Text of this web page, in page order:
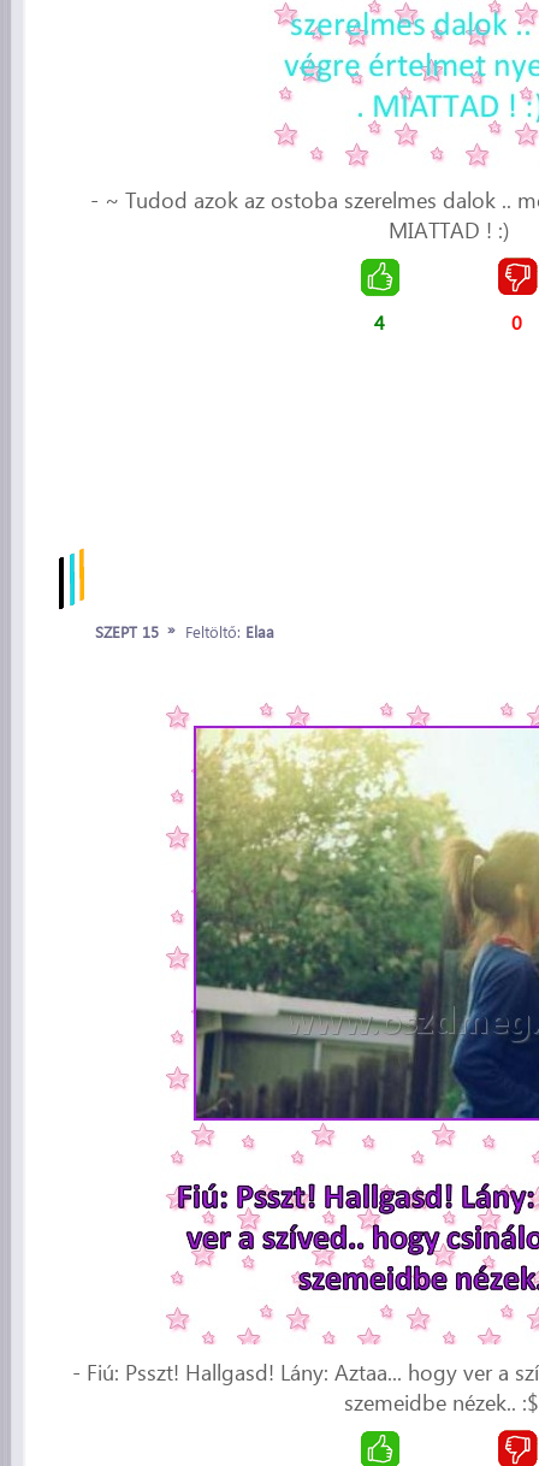
- ~ Tudod azok az ostoba szerelmes dalok ..
MIATTAD ! :)
4 0
SZEPT 15 » Feltöltő: Elaa
- Fiú: Psszt! Hallgasd! Lány: Aztaa... hogy ver a
szemeidbe nézek..